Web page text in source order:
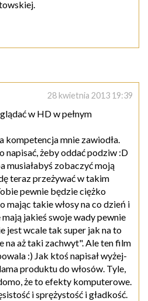
28 kwietnia 2013 19:39
w HD w pełnym
kompetencja mnie zawiodła.
napisać, żeby oddać podziw :D
musiałabyś zobaczyć moją
teraz przeżywać w takim
pewnie będzie ciężko
mając takie włosy na co dzień i
mają jakieś swoje wady pewnie
jest wcale tak super jak na to
na aż taki zachwyt". Ale ten film
:) Jak ktoś napisał wyżej-
produktu do włosów. Tyle,
że to efekty komputerowe.
i sprężystość i gładkość.